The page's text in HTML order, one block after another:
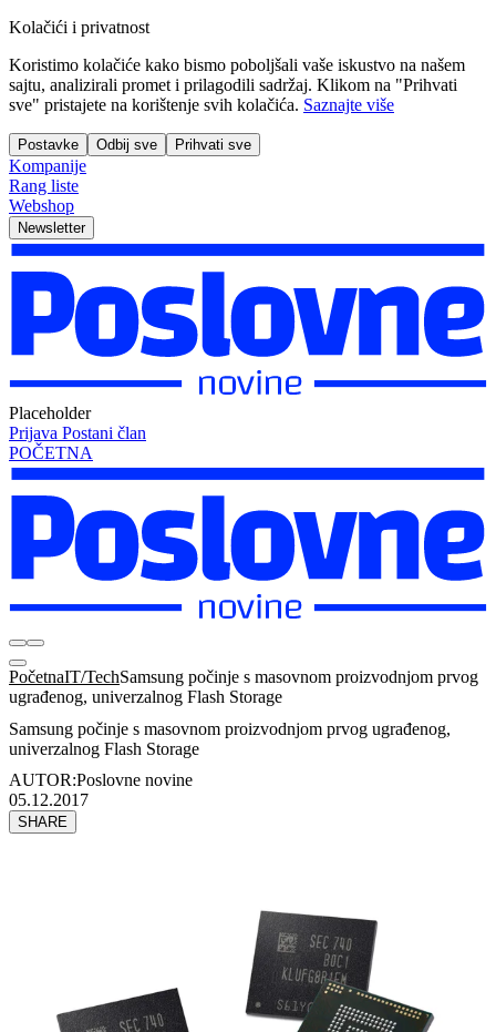
Kolačići i privatnost
Koristimo kolačiće kako bismo poboljšali vaše iskustvo na našem
sajtu, analizirali promet i prilagodili sadržaj. Klikom na "Prihvati
sve" pristajete na korištenje svih kolačića. Saznajte više
Postavke Odbij sve Prihvati sve
Kompanije
Rang liste
Webshop
Newsletter
Placeholder
Prijava Postani član
POČETNA
PočetnaIT/TechSamsung počinje s masovnom proizvodnjom prvog
ugrađenog, univerzalnog Flash Storage
Samsung počinje s masovnom proizvodnjom prvog ugrađenog,
univerzalnog Flash Storage
AUTOR:Poslovne novine
05.12.2017
SHARE